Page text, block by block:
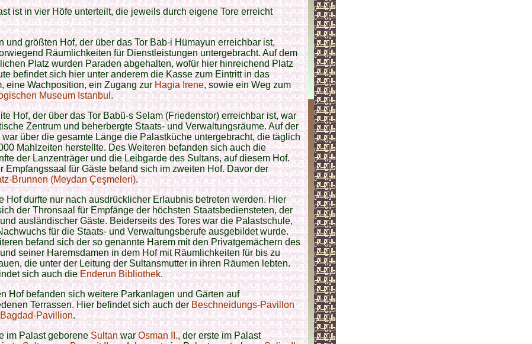
ist in vier Höfe unterteilt, die jeweils durch eigene Tore erreicht
und größten Hof, der über das Tor Bab-i Hümayun erreichbar ist,
Räumlichkeiten für Dienstleistungen untergebracht. Auf dem
Platz wurden Paraden abgehalten, wofür hier hinreichend Platz
befindet sich hier unter anderem die Kasse zum Eintritt in das
eine Wachposition, ein Zugang zurHagia Irene, sowie ein Weg zum
Museum Istanbul.
Hof, der über das Tor Babü-s Selam (Friedenstor) erreichbar ist, war
Zentrum und beherbergte Staats- und Verwaltungsräume. Auf der
war über die gesamte Länge die Palastküche untergebracht, die täglich
Mahlzeiten herstellte. Des Weiteren befanden sich auch die
der Lanzenträger und die Leibgarde des Sultans, auf diesem Hof.
Empfangssaal für Gäste befand sich im zweiten Hof. Davor der
Brunnen (Meydan Çeşmeleri).
Hof durfte nur nach ausdrücklicher Erlaubnis betreten werden. Hier
der Thronsaal für Empfänge der höchsten Staatsbediensteten, der
ausländischer Gäste. Beiderseits des Tores war die Palastschule,
für die Staats- und Verwaltungsberufe ausgebildet wurde.
befand sich der so genannte Harem mit den Privatgemächern des
seiner Haremsdamen in dem Hof mit Räumlichkeiten für bis zu
die unter der Leitung der Sultansmutter in ihren Räumen lebten.
sich auch dieEnderun Bibliothek.
Hof befanden sich weitere Parkanlagen und Gärten auf
Terrassen. Hier befindet sich auch derBeschneidungs-Pavillon
Bagdad-Pavillion.
im Palast geboreneSultanwarOsman II., der erste im Palast